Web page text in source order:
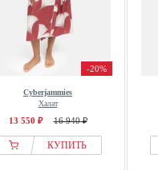
-20%
Cyberjammies
Халат
13 550 ₽ 16 940 ₽
КУПИТЬ